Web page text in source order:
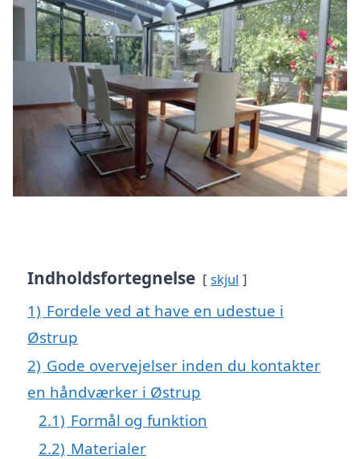
Indholdsfortegnelse skjul
1) Fordele ved at have en udestue i
Østrup
2) Gode overvejelser inden du kontakter
en håndværker i Østrup
2.1) Formål og funktion
2.2) Materialer